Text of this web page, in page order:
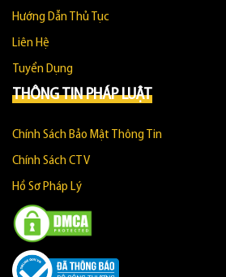
Hướng Dẫn Thủ Tục
Liên Hệ
Tuyển Dụng
THÔNG TIN PHÁP LUẬT
Chính Sách Bảo Mật Thông Tin
Chính Sách CTV
Hồ Sơ Pháp Lý